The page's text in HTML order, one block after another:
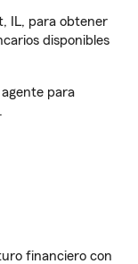
IL, para obtener
disponibles
para
financiero con